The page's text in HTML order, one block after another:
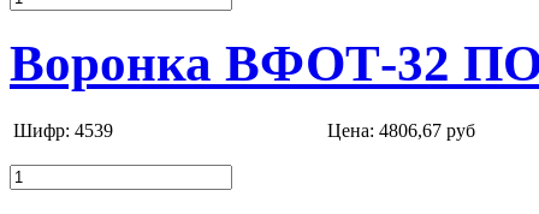
Воронка ВФОТ-32
Шифр: 4539 Цена: 4806,67 руб